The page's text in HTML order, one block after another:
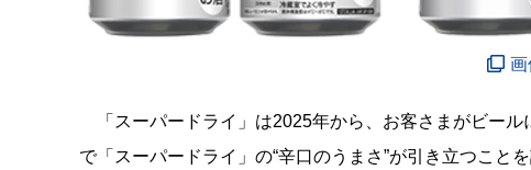
画
「スーパードライ」は2025年から、お客さまがビー
で「スーパードライ」の“辛口のうまさ”が引き立つこと